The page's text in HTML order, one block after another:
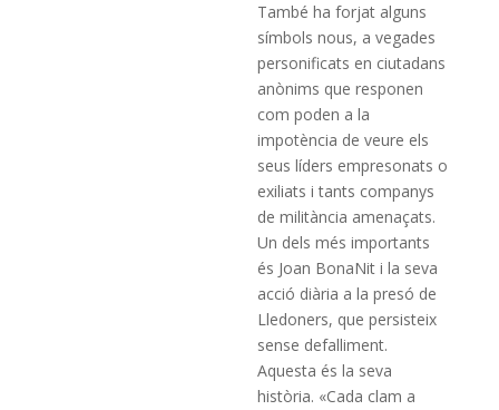
També ha forjat alguns
símbols nous, a vegades
personificats en ciutadans
anònims que responen
com poden a la
impotència de veure els
seus líders empresonats o
exiliats i tants companys
de militància amenaçats.
Un dels més importants
és Joan BonaNit i la seva
acció diària a la presó de
Lledoners, que persisteix
sense defalliment.
Aquesta és la seva
història. «Cada clam a